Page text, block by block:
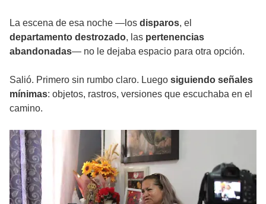
La escena de esa noche —los disparos, el
departamento destrozado, las pertenencias
abandonadas— no le dejaba espacio para otra opción.
Salió. Primero sin rumbo claro. Luego siguiendo señales
mínimas: objetos, rastros, versiones que escuchaba en el
camino.